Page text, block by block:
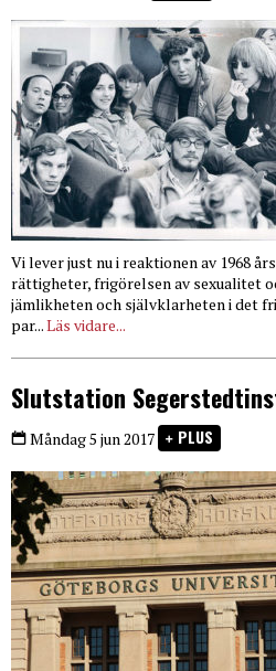
Vi lever just nu i reaktionen av 1968
rättigheter, frigörelsen av sexualitet
jämlikheten och självklarheten i det
par...Läs vidare...
Slutstation
Måndag 5 jun 2017 PLUS